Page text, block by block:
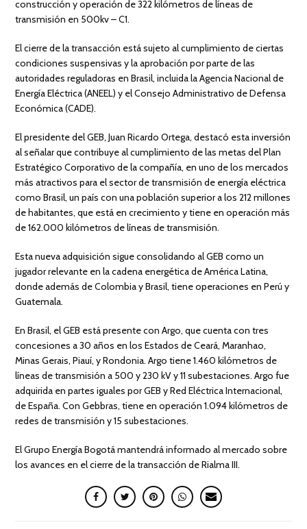
construcción y operación de 322 kilómetros de líneas de
transmisión en 500kv – C1.
El cierre de la transacción está sujeto al cumplimiento de ciertas
condiciones suspensivas y la aprobación por parte de las
autoridades reguladoras en Brasil, incluida la Agencia Nacional de
Energía Eléctrica (ANEEL) y el Consejo Administrativo de Defensa
Económica (CADE).
El presidente del GEB, Juan Ricardo Ortega, destacó esta inversión
al señalar que contribuye al cumplimiento de las metas del Plan
Estratégico Corporativo de la compañía, en uno de los mercados
más atractivos para el sector de transmisión de energía eléctrica
como Brasil, un país con una población superior a los 212 millones
de habitantes, que está en crecimiento y tiene en operación más
de 162.000 kilómetros de líneas de transmisión.
Esta nueva adquisición sigue consolidando al GEB como un
jugador relevante en la cadena energética de América Latina,
donde además de Colombia y Brasil, tiene operaciones en Perú y
Guatemala.
En Brasil, el GEB está presente con Argo, que cuenta con tres
concesiones a 30 años en los Estados de Ceará, Maranhao,
Minas Gerais, Piauí, y Rondonia. Argo tiene 1.460 kilómetros de
líneas de transmisión a 500 y 230 kV y 11 subestaciones. Argo fue
adquirida en partes iguales por GEB y Red Eléctrica Internacional,
de España. Con Gebbras, tiene en operación 1.094 kilómetros de
redes de transmisión y 15 subestaciones.
El Grupo Energía Bogotá mantendrá informado al mercado sobre
los avances en el cierre de la transacción de Rialma III.